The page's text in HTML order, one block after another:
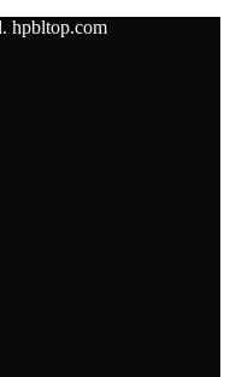
hpbltop.com